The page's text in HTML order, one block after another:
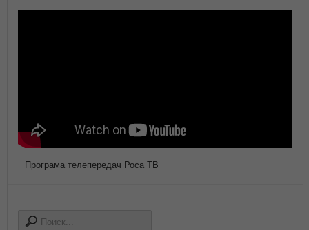
Програма телепередач Роса ТВ